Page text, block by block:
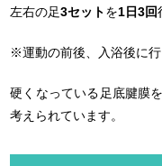
左右の足3セットを1日3回
※運動の前後、入浴後に行
硬くなっている足底腱膜
考えられています。